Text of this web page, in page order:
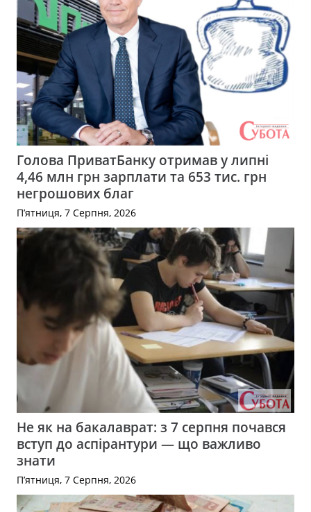
Голова ПриватБанку отримав у липні
4,46 млн грн зарплати та 653 тис. грн
негрошових благ
П’ятниця, 7 Серпня, 2026
Не як на бакалаврат: з 7 серпня почався
вступ до аспірантури — що важливо
знати
П’ятниця, 7 Серпня, 2026